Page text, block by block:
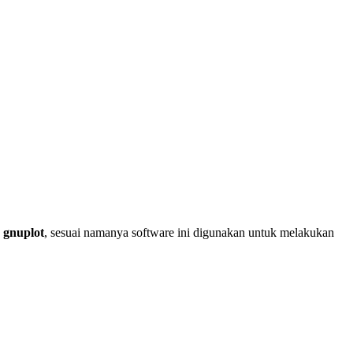
gnuplot, sesuai namanya software ini digunakan untuk melakukan